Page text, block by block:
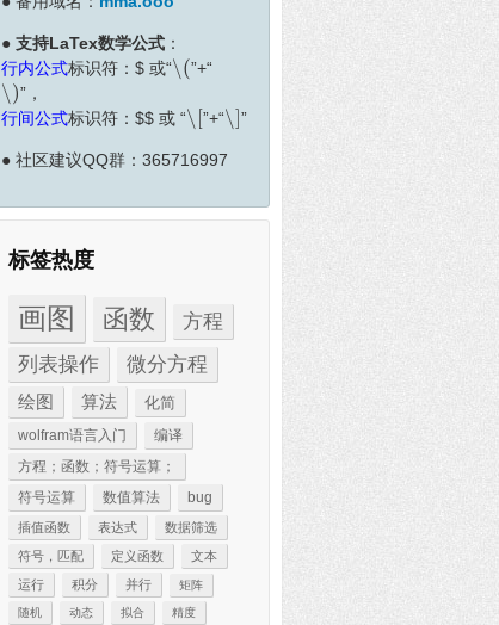
● 支持LaTex数学公式 ：
行内公式标识符： $ 或“∖(
∖ ( ”+“
∖)
∖ ) ”，
行间公式标识符： $$ 或 “∖
∖ ”+“∖
∖ ”
● 社区建议QQ群：365716997
标签热度
画图 函数
方程
列表操作
微分方程
绘图 算法 化简
wolfram语言入门
编译
方程；函数；符号运算；
符号运算
数值算法 bug
插值函数 表达式
数据筛选
符号，匹配
定义函数
文本
运行
积分 并行 矩阵
随机 动态 拟合 精度